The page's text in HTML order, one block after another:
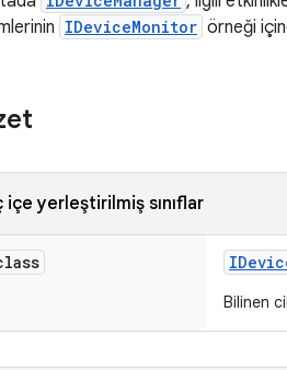
IDeviceMonitor örneği
içe yerleştirilmiş sınıflar
Bilinen